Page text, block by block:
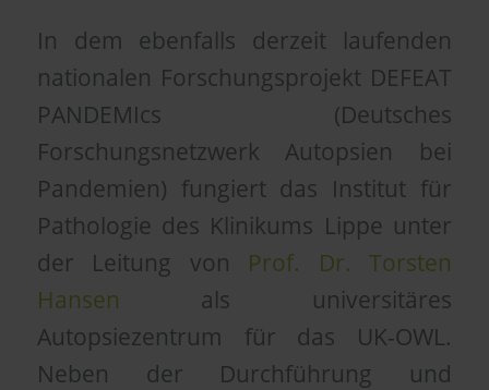
In dem ebenfalls derzeit laufenden
nationalen Forschungsprojekt DEFEAT
PANDEMIcs (Deutsches
Forschungsnetzwerk Autopsien bei
Pandemien) fungiert das Institut für
Pathologie des Klinikums Lippe unter
der Leitung von Prof. Dr. Torsten
Hansen als universitäres
Autopsiezentrum für das UK-OWL.
Neben der Durchführung und